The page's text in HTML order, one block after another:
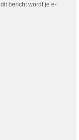
bericht wordt je e-